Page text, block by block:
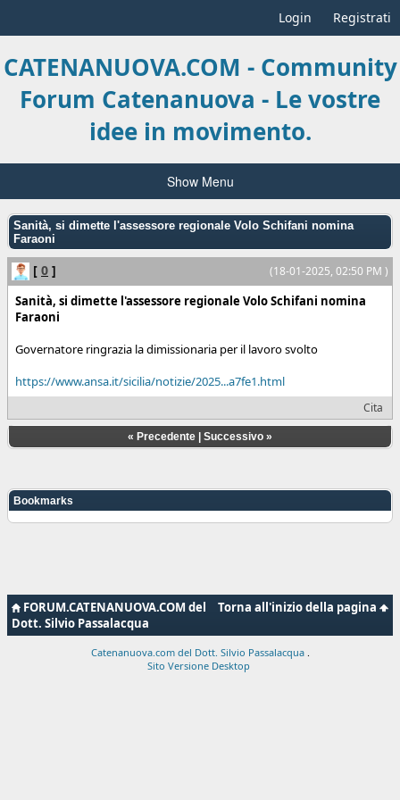
Login Registrati
CATENANUOVA.COM - Community
Forum Catenanuova - Le vostre
idee in movimento.
Show Menu
Sanità, si dimette l'assessore regionale Volo Schifani nomina
Faraoni
(18-01-2025, 02:50 PM )
[ 0 ]
Sanità, si dimette l'assessore regionale Volo Schifani nomina
Faraoni
Governatore ringrazia la dimissionaria per il lavoro svolto
https://www.ansa.it/sicilia/notizie/2025...a7fe1.html
Cita
« Precedente Successivo »
Bookmarks
Torna all'inizio della pagina
FORUM.CATENANUOVA.COM del
Dott. Silvio Passalacqua
Catenanuova.com del Dott. Silvio Passalacqua
Sito Versione Desktop